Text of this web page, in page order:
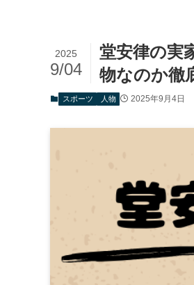
堂安律の実
物なのか徹
2025
9/04
スポーツ 人物 2025年9月4日